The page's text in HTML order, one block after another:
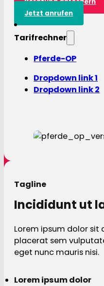
Jetzt anrufen
Tarifrechner
Pferde-OP
Dropdown link 1
Dropdown link 2
Tagline
Incididunt ut
Lorem ipsum dolor sit
placerat sem
eget nunc mauris nisi.
Lorem ipsum dolor